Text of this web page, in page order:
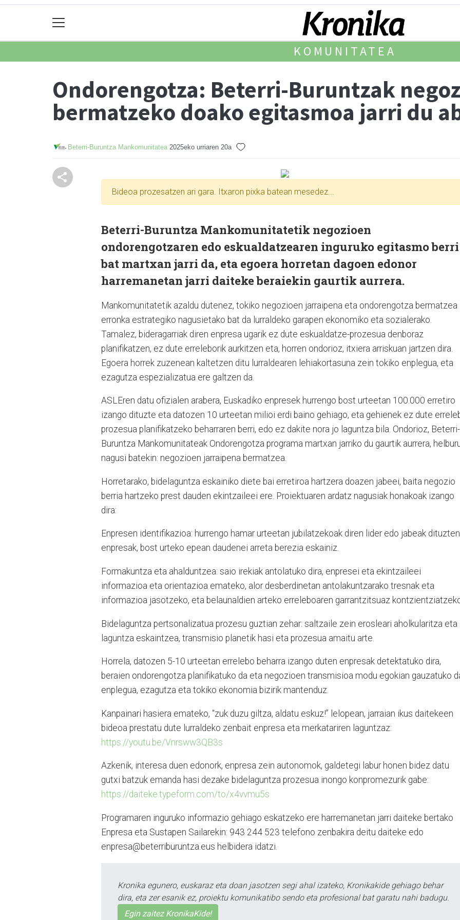
KOMUNITATEA
Ondorengotza: Beterri-Buruntzak
bermatzeko doako egitasmoa jarri du
Beterri-Buruntza Mankomunitatea 2025eko urriaren 20a
Bideoa prozesatzen ari gara. Itxaron pixka batean mesedez...
Beterri-Buruntza Mankomunitatetik negozioen
ondorengotzaren edo eskualdatzearen inguruko egitasmo berri
bat martxan jarri da, eta egoera horretan dagoen edonor
harremanetan jarri daiteke beraiekin gaurtik aurrera.
Mankomunitatetik azaldu dutenez, tokiko negozioen jarraipena eta ondorengotza bermatzea
erronka estrategiko nagusietako bat da lurraldeko garapen ekonomiko eta sozialerako.
Tamalez, bideragarriak diren enpresa ugarik ez dute eskualdatze-prozesua denboraz
planifikatzen, ez dute erreleborik aurkitzen eta, horren ondorioz, itxiera arriskuan jartzen dira.
Egoera horrek zuzenean kaltetzen ditu lurraldearen lehiakortasuna zein tokiko enplegua, eta
ezagutza espezializatua ere galtzen da.
ASLEren datu ofizialen arabera, Euskadiko enpresek hurrengo bost urteetan 100.000 erretiro
izango dituzte eta datozen 10 urteetan milioi erdi baino gehiago, eta gehienek ez dute
prozesua planifikatzeko beharraren berri, edo ez dakite nora jo laguntza bila. Ondorioz, Beterri-
Buruntza Mankomunitateak Ondorengotza programa martxan jarriko du gaurtik aurrera,
nagusi batekin: negozioen jarraipena bermatzea.
Horretarako, bidelaguntza eskainiko diete bai erretiroa hartzera doazen jabeei, baita negozio
berria hartzeko prest dauden ekintzaileei ere. Proiektuaren ardatz nagusiak honakoak izango
dira:
Enpresen identifikazioa: hurrengo hamar urteetan jubilatzekoak diren lider edo jabeak dituzten
enpresak, bost urteko epean daudenei arreta berezia eskainiz.
Formakuntza eta ahalduntzea: saio irekiak antolatuko dira, enpresei eta ekintzaileei
informazioa eta orientazioa emateko, alor desberdinetan antolakuntzarako tresnak eta
informazioa jasotzeko, eta belaunaldien arteko erreleboaren garrantzitsuaz
Bidelaguntza pertsonalizatua prozesu guztian zehar: saltzaile zein erosleari aholkularitza eta
laguntza eskaintzea, transmisio planetik hasi eta prozesua amaitu arte.
Horrela, datozen 5-10 urteetan errelebo beharra izango duten enpresak detektatuko dira,
beraien ondorengotza planifikatuko da eta negozioen transmisioa modu egokian gauzatuko
enplegua, ezagutza eta tokiko ekonomia bizirik mantenduz.
Kanpainari hasiera emateko, “zuk duzu giltza, aldatu eskuz!” lelopean, jarraian ikus daitekeen
bideoa prestatu dute lurraldeko zenbait enpresa eta merkatariren laguntzaz:
https://youtu.be/Vnrsww3QB3s
Azkenik, interesa duen edonork, enpresa zein autonomok, galdetegi labur honen bidez datu
gutxi batzuk emanda hasi dezake bidelaguntza prozesua inongo konpromezurik gabe:
https://daiteke.typeform.com/to/x4vvmu5s
Programaren inguruko informazio gehiago eskatzeko ere harremanetan jarri daiteke bertako
Enpresa eta Sustapen Sailarekin: 943 244 523 telefono zenbakira deitu daiteke edo
enpresa@beterriburuntza.eus helbidera idatzi.
Kronika egunero, euskaraz eta doan jasotzen segi ahal izateko, Kronikakide gehiago behar
dira, eta zer esanik ez, proiektu komunikatibo sendo eta profesional bat garatu nahi badugu.
Egin zaitez KronikaKide!